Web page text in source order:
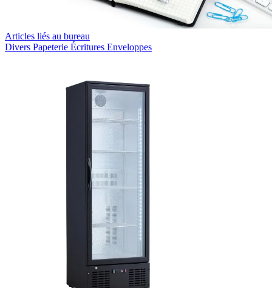
Articles liés au bureau
Divers Papeterie Écritures Enveloppes